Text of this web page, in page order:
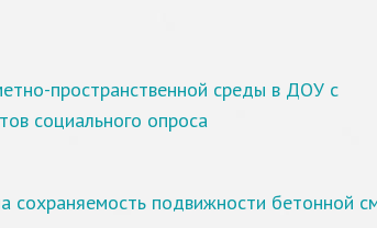
пространственной среды в ДОУ с
социального опроса
сохраняемость подвижности бетонной